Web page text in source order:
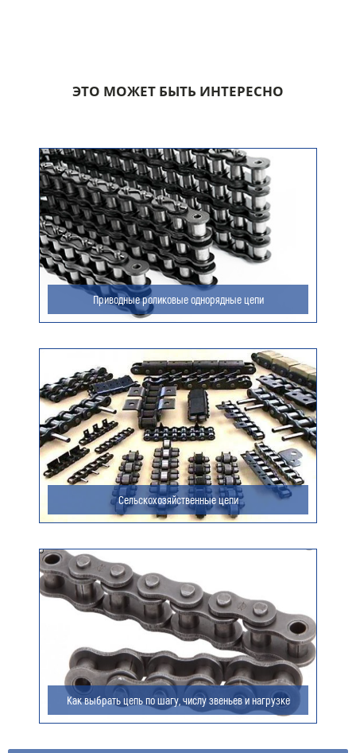
ЭТО МОЖЕТ БЫТЬ ИНТЕРЕСНО
Приводные роликовые однорядные цепи
Сельскохозяйственные цепи
Как выбрать цепь по шагу, числу звеньев и нагрузке
Ваш e-mail (обязательно)
Ваше сообщение
Я даю согласие на обработку моих персональных
данных (ФИО/Компания, телефон, email) компанией
ООО «ЦЕПЬИНВЕСТ».
Посмотреть текст согласия